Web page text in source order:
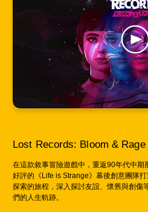
Lost Records: Bloom & Rage
在這款敘事冒險遊戲中，重返90年代中期
好評的《Life is Strange》幕後創意團隊
探索的旅程，深入探討友誼、懷舊與創傷
們的人生軌跡。